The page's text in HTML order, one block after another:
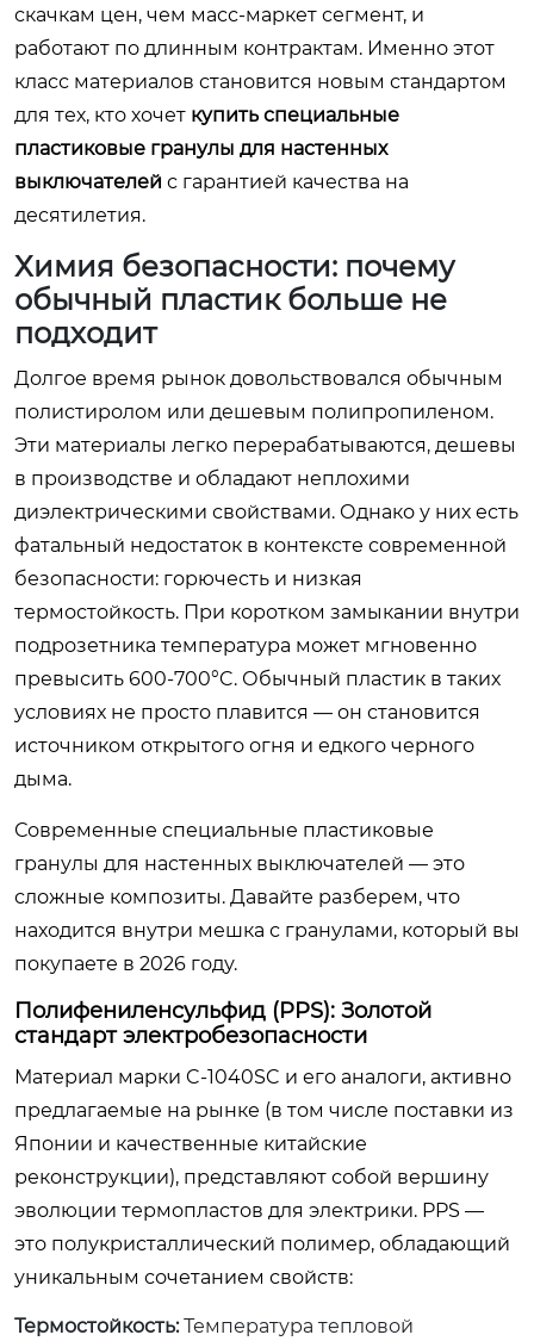
скачкам цен, чем масс-маркет сегмент, и
работают по длинным контрактам. Именно этот
класс материалов становится новым стандартом
для тех, кто хочет купить специальные
пластиковые гранулы для настенных
выключателей с гарантией качества на
десятилетия.
Химия безопасности: почему
обычный пластик больше не
подходит
Долгое время рынок довольствовался обычным
полистиролом или дешевым полипропиленом.
Эти материалы легко перерабатываются, дешевы
в производстве и обладают неплохими
диэлектрическими свойствами. Однако у них есть
фатальный недостаток в контексте современной
безопасности: горючесть и низкая
термостойкость. При коротком замыкании внутри
подрозетника температура может мгновенно
превысить 600-700°C. Обычный пластик в таких
условиях не просто плавится — он становится
источником открытого огня и едкого черного
дыма.
Современные специальные пластиковые
гранулы для настенных выключателей — это
сложные композиты. Давайте разберем, что
находится внутри мешка с гранулами, который вы
покупаете в 2026 году.
Полифениленсульфид (PPS): Золотой
стандарт электробезопасности
Материал марки C-1040SC и его аналоги, активно
предлагаемые на рынке (в том числе поставки из
Японии и качественные китайские
реконструкции), представляют собой вершину
эволюции термопластов для электрики. PPS —
это полукристаллический полимер, обладающий
уникальным сочетанием свойств:
Термостойкость:Температура тепловой